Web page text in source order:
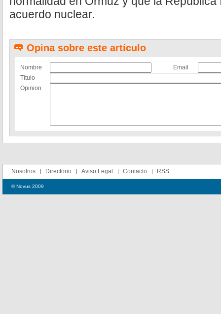
acuerdo nuclear.
Opina sobre este artículo
Nombre
Email
Título
Opinion
Nosotros Directorio Aviso Legal Contacto RSS
© Novus 2009